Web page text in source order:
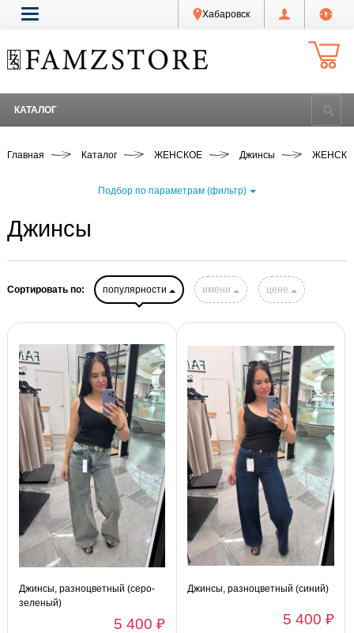
Хабаровск
КАТАЛОГ
Главная Каталог ЖЕНСКОЕ Джинсы
Подбор по параметрам (фильтр)
Джинсы
Сортировать по: популярности имени цене
Джинсы, разноцветный (серо-
зеленый)
5 400 ₽
Джинсы, разноцветный (синий)
5 400 ₽